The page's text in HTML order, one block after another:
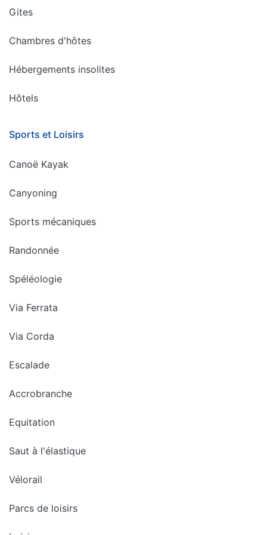
Gites
Chambres d'hôtes
Hébergements insolites
Hôtels
Sports et Loisirs
Canoë Kayak
Canyoning
Sports mécaniques
Randonnée
Spéléologie
Via Ferrata
Via Corda
Escalade
Accrobranche
Equitation
Saut à l'élastique
Vélorail
Parcs de loisirs